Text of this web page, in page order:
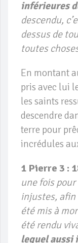
inférieures
descendu,
dessus de
toutes
En montant
pris avec lui
les saints
descendre
terre pour
incrédules
1 Pierre 3 :
une fois
injustes, afin
été mis à
été rendu
lequel aussi